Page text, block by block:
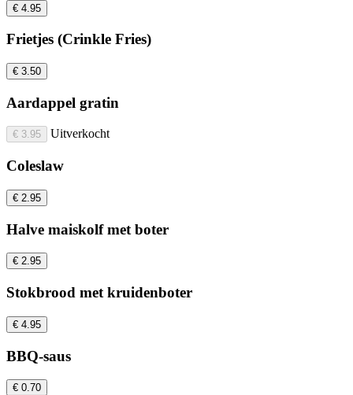
€ 4.95
Frietjes (Crinkle Fries)
€ 3.50
Aardappel gratin
€ 3.95 Uitverkocht
Coleslaw
€ 2.95
Halve maiskolf met boter
€ 2.95
Stokbrood met kruidenboter
€ 4.95
BBQ-saus
€ 0.70